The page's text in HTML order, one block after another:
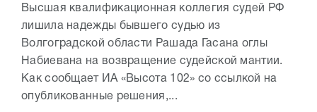
Высшая квалификационная коллегия судей РФ
лишила надежды бывшего судью из
Волгоградской области Рашада Гасана оглы
Набиевана на возвращение судейской мантии.
Как сообщает ИА «Высота 102» со ссылкой на
опубликованные решения,...